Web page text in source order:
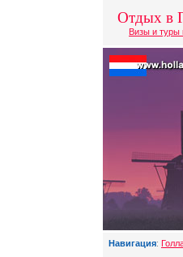
Отдых в
Визы и туры
Навигация: